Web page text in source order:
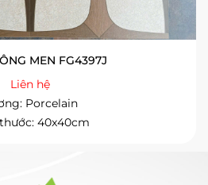
MEN FG4397J
Liên hệ
Porcelain
40x40cm